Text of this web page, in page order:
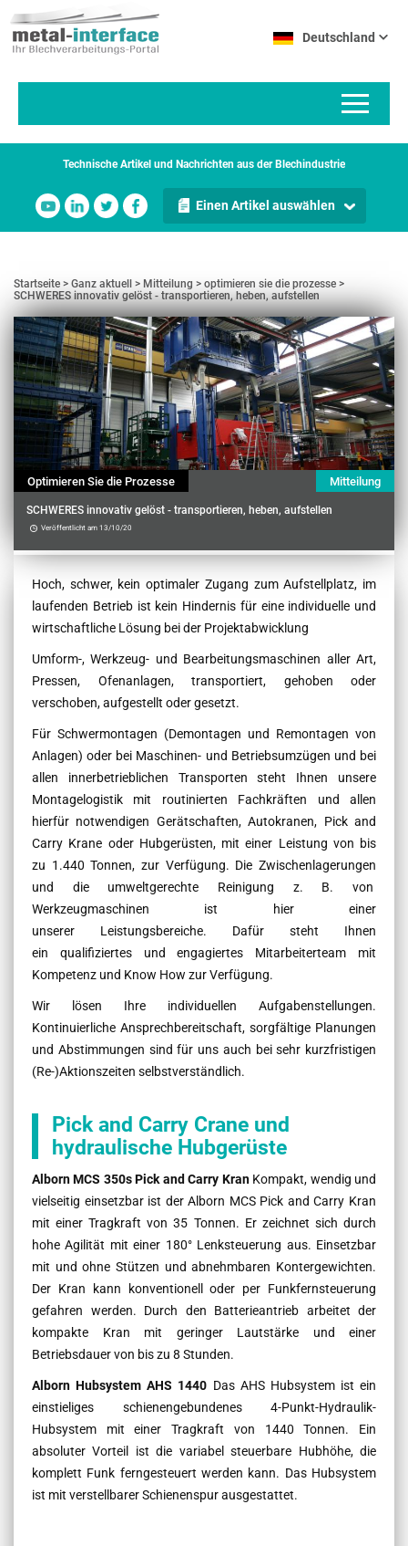
zum
Inhalt
Deutschland
Technische Artikel und Nachrichten aus der Blechindustrie
Einen Artikel auswählen
Startseite Ganz aktuell Mitteilung
optimieren sie die prozesse
SCHWERES innovativ gelöst - transportieren, heben, aufstellen
Optimieren Sie die Prozesse Mitteilung
SCHWERES innovativ gelöst - transportieren, heben, aufstellen
Veröffentlicht am 13/10/20
Contenu
Hoch, schwer, kein optimaler Zugang zum Aufstellplatz, im
laufenden Betrieb ist kein Hindernis für eine individuelle und
wirtschaftliche Lösung bei der Projektabwicklung
Umform-, Werkzeug- und Bearbeitungsmaschinen aller Art,
Pressen, Ofenanlagen, transportiert, gehoben oder
verschoben, aufgestellt oder gesetzt.
Für Schwermontagen (Demontagen und Remontagen von
Anlagen) oder bei Maschinen- und Betriebsumzügen und bei
allen innerbetrieblichen Transporten steht Ihnen unsere
Montagelogistik mit routinierten Fachkräften und allen
hierfür notwendigen Gerätschaften, Autokranen, Pick and
Carry Krane oder Hubgerüsten, mit einer Leistung von bis
zu 1.440 Tonnen, zur Verfügung. Die Zwischenlagerungen
und die umweltgerechte Reinigung z. B. von
Werkzeugmaschinen ist hier einer
unserer Leistungsbereiche. Dafür steht Ihnen
ein qualifiziertes und engagiertes Mitarbeiterteam mit
Kompetenz und Know How zur Verfügung.
Wir lösen Ihre individuellen Aufgabenstellungen.
Kontinuierliche Ansprechbereitschaft, sorgfältige Planungen
und Ab­stim­mun­gen sind für uns auch bei sehr kurzfristigen
(Re-)Aktionszeiten selbstverständlich.
Pick and Carry Crane und
hydraulische Hubgerüste
Alborn MCS 350s Pick and Carry Kran Kompakt, wendig und
vielseitig einsetzbar ist der Alborn MCS Pick and Carry Kran
mit einer Tragkraft von 35 Tonnen. Er zeichnet sich durch
hohe Agilität mit einer 180° Lenksteuerung aus. Einsetzbar
mit und ohne Stützen und abnehmbaren Kontergewichten.
Der Kran kann konventionell oder per Funkfernsteuerung
gefahren werden. Durch den Batterieantrieb arbeitet der
kompakte Kran mit geringer Lautstärke und einer
Betriebsdauer von bis zu 8 Stunden.
Alborn Hubsystem AHS 1440 Das AHS Hubsystem ist ein
einstieliges schienengebundenes 4-Punkt-Hydraulik-
Hubsystem mit einer Tragkraft von 1440 Tonnen. Ein
absoluter Vorteil ist die variabel steuerbare Hubhöhe, die
komplett Funk ferngesteuert werden kann. Das Hubsystem
ist mit verstellbarer Schienenspur ausgestattet.